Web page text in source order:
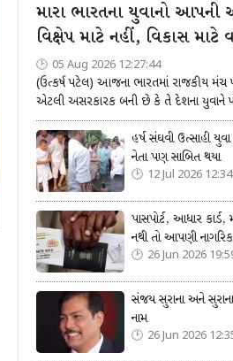
મારા ભારતના યુવાનો
વિક્ષેપ માટે નહીં, વિકાસ માટે
05 Aug 2026 12:27:44
(ઉત્કર્ષ પટેલ) આજના ભારતમાં રાજકીય મંચ
એટલી અસરકારક બની છે કે તે દેશના યુવાને
હર્ષ સંઘવી ઉત્સાહી
નેતા પણ સાબિત થયા
12 Jul 2026
પાસપોર્ટ, આધાર કાર્ડ,
નથી તો આપણી
26 Jun 2026
સંજય સુરાના અને
નામ
26 Jun 2026